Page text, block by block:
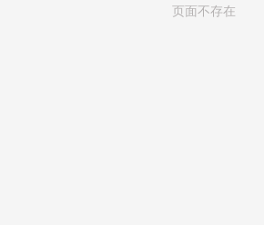
页面不存在